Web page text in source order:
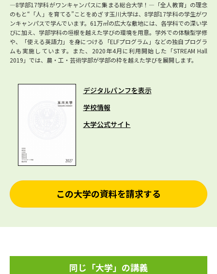
―8学部17学科がワンキャンパスに集まる総合大学！―「全人教育」の理念
のもと“「人」を育てる”ことをめざす玉川大学は、8学部17学科の学生がワ
ンキャンパスで学んでいます。61万㎡の広大な敷地には、各学科での深い学
びに加え、学部学科の垣根を越えた学びの環境を用意。学外での体験型学修
や、「使える英語力」を身につける「ELFプログラム」などの独自プログラ
ムも実施しています。また、2020年4月に利用開始した「STREAM Hall
2019」では、農・工・芸術学部が学部の枠を越えた学びを展開します。
デジタルパンフを表示
学校情報
大学公式サイト
この大学の資料を請求する
同じ「大学」の講義